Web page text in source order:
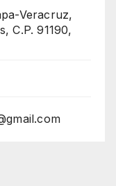
Veracruz,
C.P. 91190,